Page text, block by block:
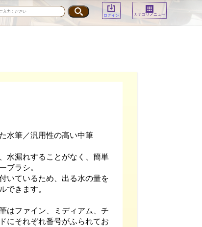
ログイン カテゴリメニュー
水筆／汎用性の高い中筆
水漏れすることがなく、簡単
ブラシ。
いているため、出る水の量を
できます。
はファイン、ミディアム、チ
にそれぞれ番号がふられてお